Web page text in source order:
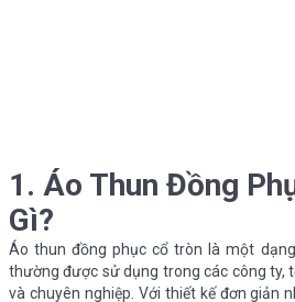
1. Áo Thun Đồng
Gì?
Áo thun đồng phục cổ tròn là một
thường được sử dụng trong các công ty,
và chuyên nghiệp. Với thiết kế đơn giản